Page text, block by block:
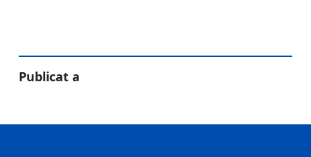
Publicat a